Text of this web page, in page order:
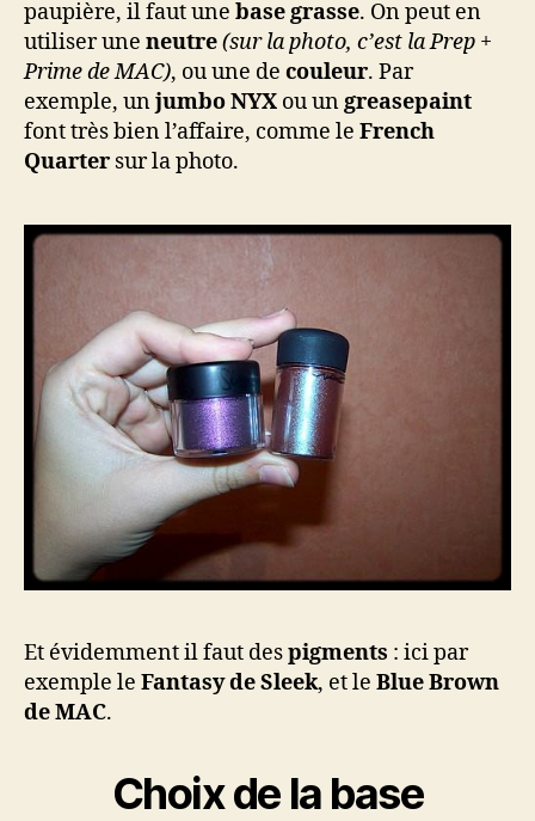
paupière, il faut une base grasse. On peut en
utiliser une neutre(sur la photo, c’est la Prep +
Prime de MAC), ou une de couleur. Par
exemple, unjumbo NYX ou ungreasepaint
font très bien l’affaire, comme le French
Quarter sur la photo.
Et évidemment il faut despigments : ici par
exemple le Fantasy de Sleek, et le Blue Brown
de MAC.
Choix de la base